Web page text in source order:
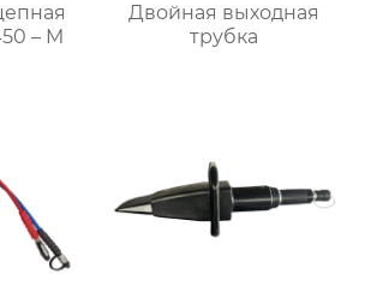
– M
Двойная выходная
трубка